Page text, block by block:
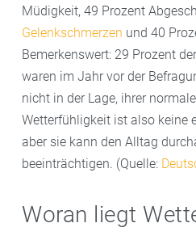
Müdigkeit, 49 Prozent
Gelenkschmerzen und 40
Bemerkenswert: 29 Prozent
waren im Jahr vor der
nicht in der Lage, ihrer
Wetterfühligkeit ist also keine
aber sie kann den Alltag
beeinträchtigen. (Quelle:
Woran liegt